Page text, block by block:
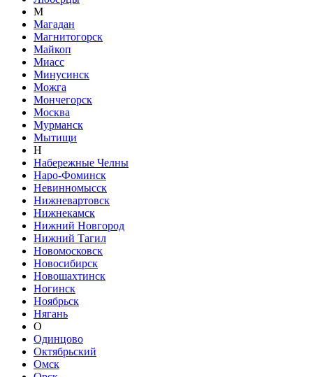
М
Магадан
Магнитогорск
Майкоп
Миасс
Минусинск
Можга
Мончегорск
Москва
Мурманск
Мытищи
Н
Набережные Челны
Наро-Фоминск
Невинномысск
Нижневартовск
Нижнекамск
Нижний Новгород
Нижний Тагил
Новомосковск
Новосибирск
Новошахтинск
Ногинск
Ноябрьск
Нягань
О
Одинцово
Октябрьский
Омск